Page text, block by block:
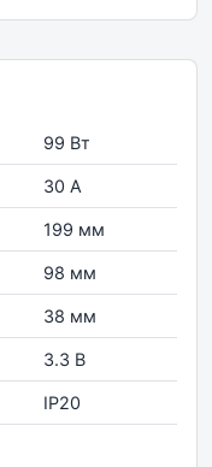
99 Вт
30 А
199 мм
98 мм
38 мм
3.3 В
IP20